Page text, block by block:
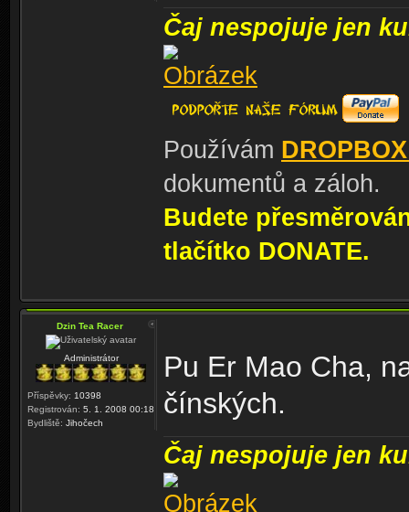
Čaj nespojuje jen
Používám
dokumentů a záloh.
Budete
tlačítko DONATE.
Dzin Tea Racer
Administrátor
Příspěvky: 10398
Registrován: 5. 1. 2008 00:18
Bydliště: Jihočech
Pu Er Mao Cha,
čínských.
Čaj nespojuje jen